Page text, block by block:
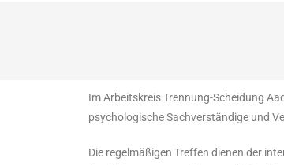
Im Arbeitskreis Trennung-Scheidung
psychologische Sachverständige und
Die regelmäßigen Treffen dienen der